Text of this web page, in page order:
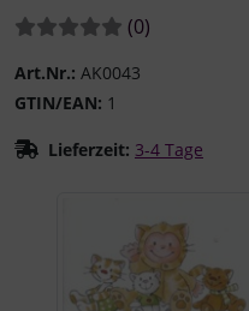
Bewertungen:
(0)
Art.Nr.: AK0043
GTIN/EAN: 1
Lieferzeit: 3-4 Tage
Wenn mehr als ein